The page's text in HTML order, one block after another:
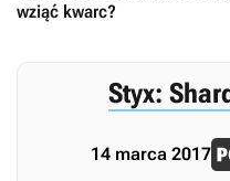
wziąć kwarc?
Styx:
14 marca 2017